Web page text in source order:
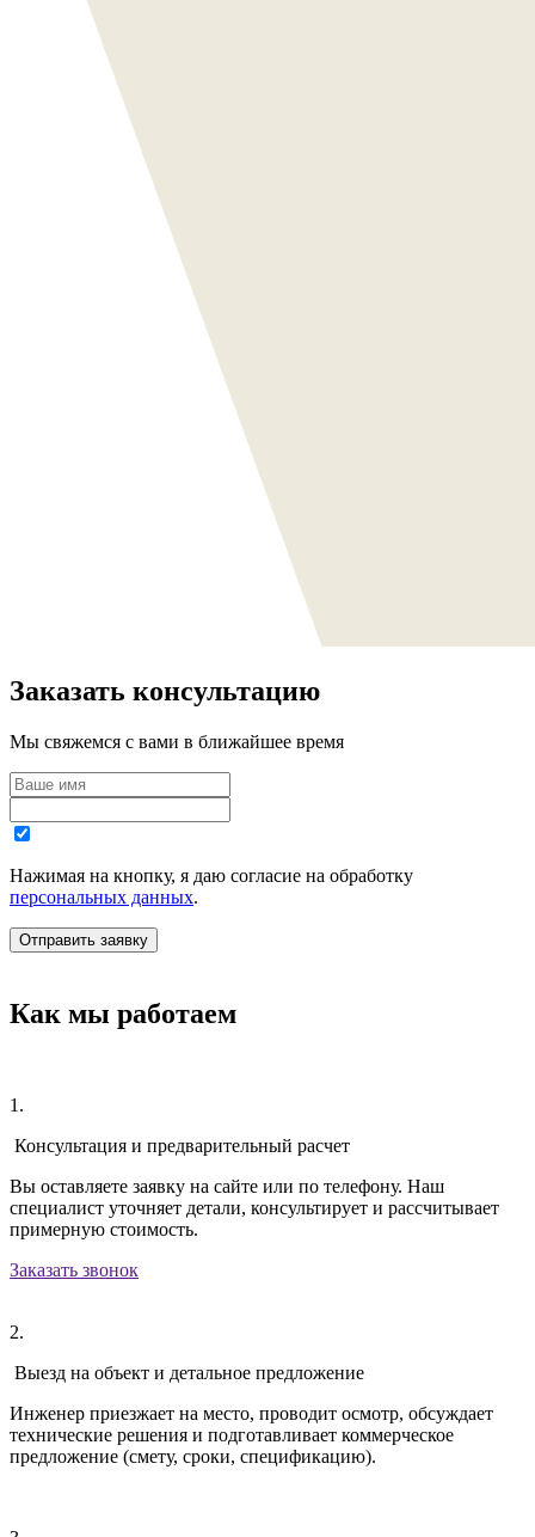
Заказать консультацию
Мы свяжемся с вами в ближайшее время
Нажимая на кнопку, я даю согласие на обработку
персональных данных.
Как мы работаем
1.
Консультация и предварительный расчет
Вы оставляете заявку на сайте или по телефону. Наш
специалист уточняет детали, консультирует и рассчитывает
примерную стоимость.
Заказать звонок
2.
Выезд на объект и детальное предложение
Инженер приезжает на место, проводит осмотр, обсуждает
технические решения и подготавливает коммерческое
предложение (смету, сроки, спецификацию).